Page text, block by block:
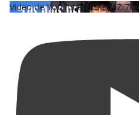
Vídeo de YouTube